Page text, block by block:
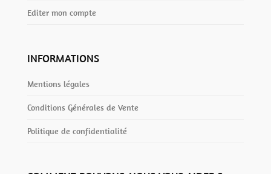
Editer mon compte
INFORMATIONS
Mentions légales
Conditions Générales de Vente
Politique de confidentialité